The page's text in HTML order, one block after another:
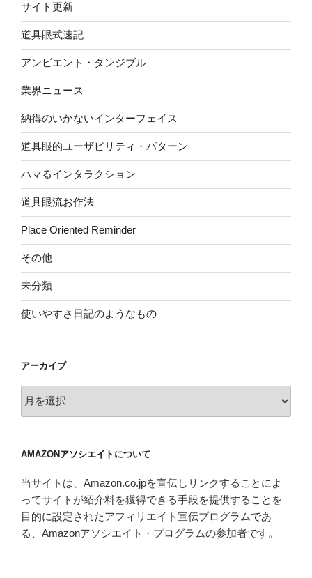
サイト更新
道具眼式速記
アンビエント・タンジブル
業界ニュース
納得のいかないインターフェイス
道具眼的ユーザビリティ・パターン
ハマるインタラクション
道具眼流お作法
Place Oriented Reminder
その他
未分類
使いやすさ日記のようなもの
アーカイブ
ア
ブ
AMAZONアソシエイトについて
当サイトは、Amazon.co.jpを宣伝しリンクすることによ
ってサイトが紹介料を獲得できる手段を提供することを
目的に設定されたアフィリエイト宣伝プログラムであ
る、Amazonアソシエイト・プログラムの参加者です。